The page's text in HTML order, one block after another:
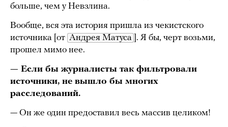
больше, чем у Невзлина.
Вообще, вся эта история пришла из чекистского
источника [от Андрея Матуса ]. Я бы, черт возьми,
прошел мимо нее.
— Если бы журналисты так фильтровали
источники, не вышло бы многих
расследований.
— Он же один предоставил весь массив целиком!